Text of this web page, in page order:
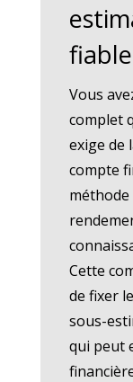
fiable
Vous
complet
exige de
compte
Cette
de fixer
sous-
qui peut